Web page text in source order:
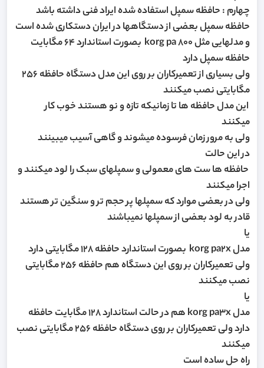
چهارم : حافظه سمپل استفاده شده ایراد فنی داشته باشد
حافظه سمپل بعضی از دستگاهها در ایران دستکاری شده است
و مدلهایی مثل korg pa 800 بصورت استاندارد 64 مگابایت
حافظه سمپل دارد
ولی بسیاری از تعمیرکاران بر روی این مدل دستگاه حافظه 256
مگابایتی نصب میکنند
این مدل حافظه ها تا زمانیکه تازه و نو هستند خوب کار
میکنند
ولی به مرور زمان فرسوده میشوند و گاهی آسیب میبینند
در این حالت
حافظه ها ست های معمولی و سمپلهای سبک را لود میکنند و
اجرا میکنند
ولی در بعضی موارد که سمپلها پر حجم تر و سنگین تر هستند
قادر به لود بعضی از سمپلها نمیباشند
یا
مدل korg pa2x بصورت استاندارد حافظه 128 مگابایتی دارد
ولی تعمیرکاران بر روی این دستگاه هم حافظه 256 مگابایتی
نصب میکنند
یا
مدل korg pa3x هم در حالت استاندارد 128 مگابایت حافظه
دارد ولی تعمیرکاران بر روی دستگاه حافظه 256 مگابایتی نصب
میکنند
راه حل ساده است